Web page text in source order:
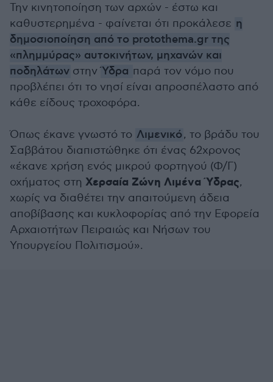
Την κινητοποίηση των αρχών - έστω και
καθυστερημένα - φαίνεται ότι προκάλεσε η
δημοσιοποίηση από το protothema.gr της
«πλημμύρας» αυτοκινήτων, μηχανών και
ποδηλάτων στηνΎδρα παρά τον νόμο που
προβλέπει ότι το νησί είναι απροσπέλαστο από
κάθε είδους τροχοφόρα.
Όπως έκανε γνωστό το Λιμενικό, το βράδυ του
Σαββάτου διαπιστώθηκε ότι ένας 62χρονος
«έκανε χρήση ενός μικρού φορτηγού (Φ/Γ)
οχήματος στη Χερσαία Ζώνη Λιμένα Ύδρας,
χωρίς να διαθέτει την απαιτούμενη άδεια
αποβίβασης και κυκλοφορίας από την Εφορεία
Αρχαιοτήτων Πειραιώς και Νήσων του
Υπουργείου Πολιτισμού».